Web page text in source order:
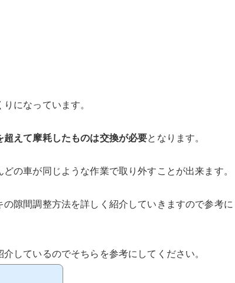
になっています。
超えて摩耗したものは交換が必要となります。
の車が同じような作業で取り外すことが出来ます。
隙間調整方法を詳しく紹介していきますので参考
しているのでそちらを参考にしてください。